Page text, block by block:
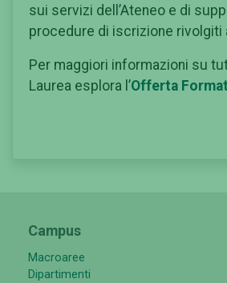
sui servizi dell’Ateneo e di
procedure di iscrizione rivolgiti
Per maggiori informazioni su
Laurea esplora l’Offerta
Campus
Macroaree
Dipartimenti